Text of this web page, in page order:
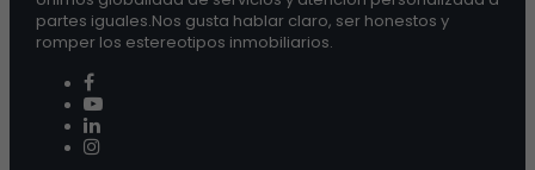
partes iguales.Nos gusta hablar claro, ser honestos y
romper los estereotipos inmobiliarios.